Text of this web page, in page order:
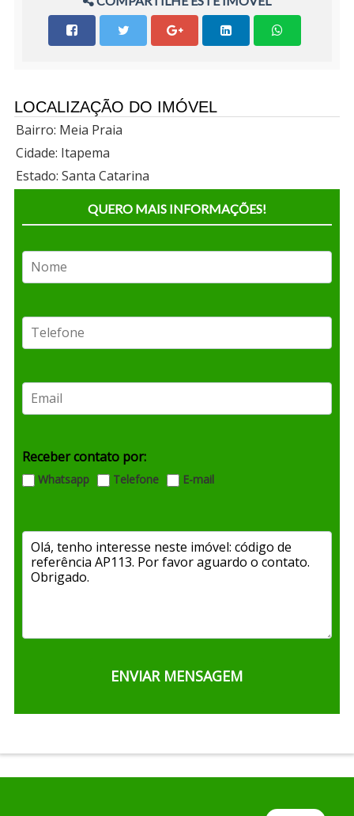
LOCALIZAÇÃO DO IMÓVEL
Bairro: Meia Praia
Cidade: Itapema
Estado: Santa Catarina
QUERO MAIS INFORMAÇÕES!
Receber contato por:
Whatsapp Telefone E-mail